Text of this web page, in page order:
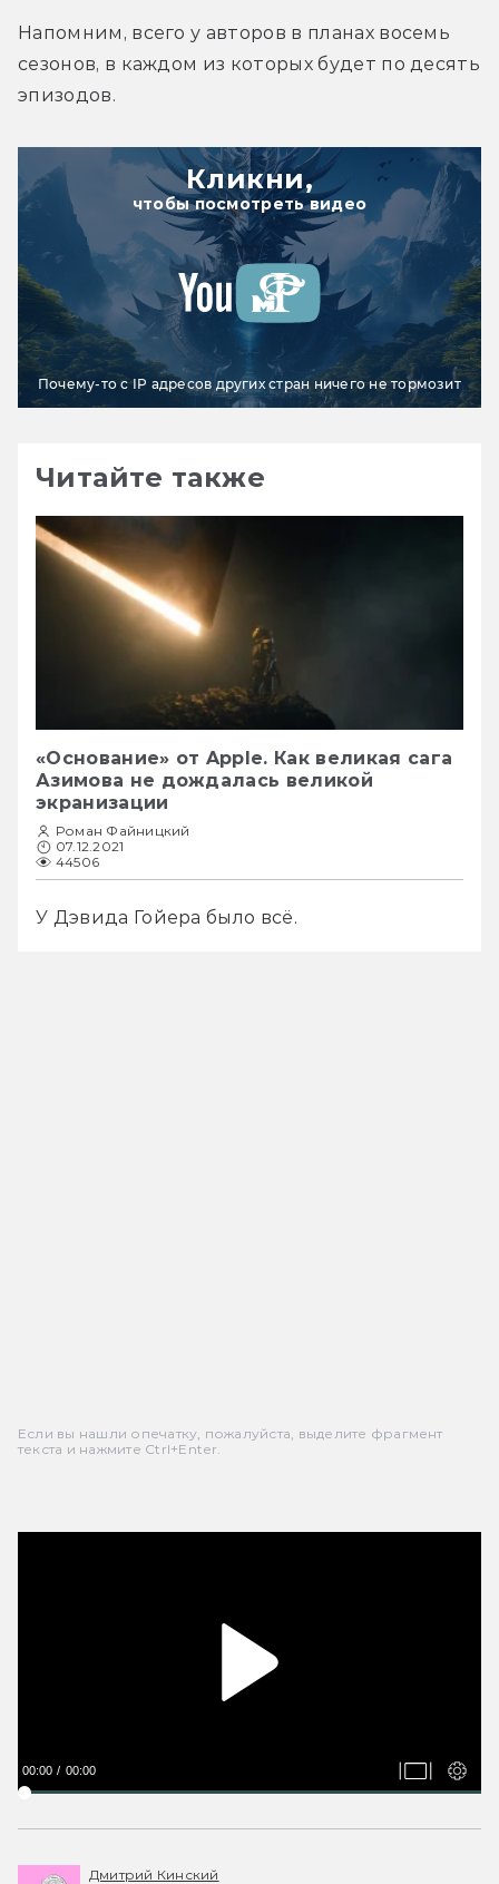
Напомним, всего у авторов в планах восемь
сезонов, в каждом из которых будет по десять
эпизодов.
Кликни,
чтобы посмотреть видео
Почему-то с IP адресов других стран ничего не тормозит
Читайте также
«Основание» от Apple. Как великая сага
Азимова не дождалась великой
экранизации
Роман Файницкий
07.12.2021
44506
У Дэвида Гойера было всё.
Если вы нашли опечатку, пожалуйста, выделите фрагмент
текста и нажмите Ctrl+Enter.
00:00 00:00
Дмитрий Кинский